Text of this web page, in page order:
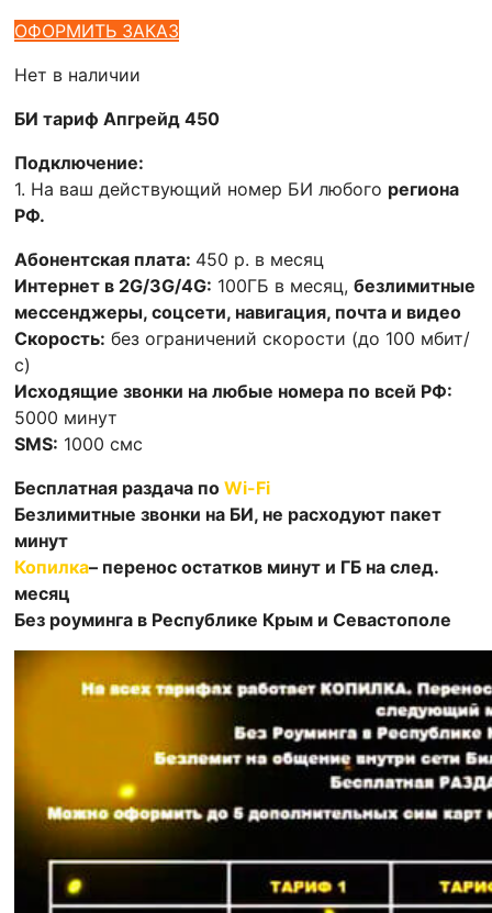
ОФОРМИТЬ ЗАКАЗ
Нет в наличии
БИ тариф Апгрейд 450
Подключение:
1. На ваш действующий номер БИ любого региона
РФ.
Абонентская плата: 450 р. в месяц
Интернет в 2G/3G/4G: 100ГБ в месяц, безлимитные
мессенджеры, соцсети, навигация, почта и видео
Скорость: без ограничений скорости (до 100 мбит/
с)
Исходящие звонки на любые номера по всей РФ:
5000 минут
SMS: 1000 смс
Бесплатная раздача по Wi-Fi
Безлимитные звонки на БИ, не расходуют пакет
минут
Копилка– перенос остатков минут и ГБ на след.
месяц
Без роуминга в Республике Крым и Севастополе